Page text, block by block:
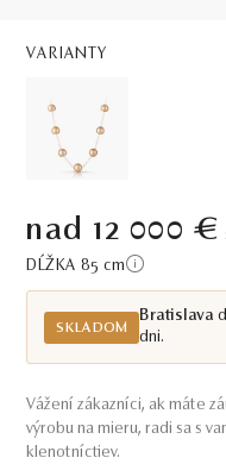
VARIANTY
nad 12 000 €
DĹŽKA 85 cm
SKLADOM
Bratislava
dni.
Vážení zákazníci, ak máte
výrobu na mieru, radi sa s
klenotníctiev.